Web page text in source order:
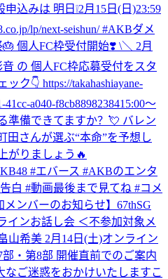
込みは 明日❕2月15日(日)23:59
lp/next-seishun/ #AKBダメ
個人FC枠受付開始❣️ \＼ 2月
の 個人FC枠応募受付をスタ
ク👇 https://takahashiayane-
41cc-a040-f8cb8898238415:00〜
準備できてますか？💘 バレン
田さんが選ぶ“本命”を予想し
がりましょう🔥
#エバース #AKBのエンタ
白 #動画最後まで見てね #コメ
メンバーのお知らせ】67thSG
インお話し会 ＜不参加対象メ
山希美 2月14日(土)オンライン
・第8部 開催直前でのご案内
なご迷惑をおかけいたしますこ